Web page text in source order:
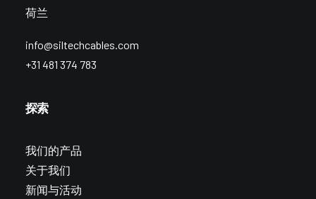
荷兰
info@siltechcables.com
+31 481 374 783
探索
我们的产品
关于我们
新闻与活动